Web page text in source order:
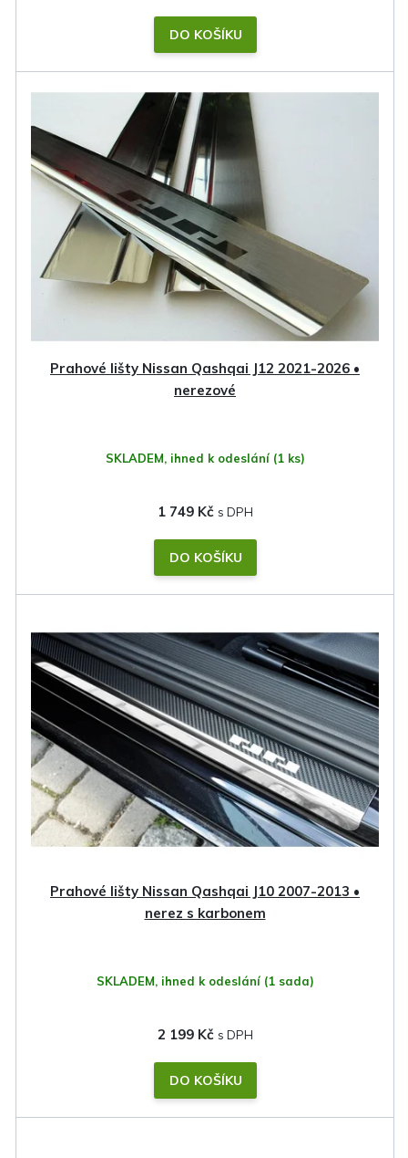
DO KOŠÍKU
Prahové lišty Nissan Qashqai J12 2021-2026 •
nerezové
SKLADEM, ihned k odeslání (1 ks)
1 749 Kč
DO KOŠÍKU
Prahové lišty Nissan Qashqai J10 2007-2013 •
nerez s karbonem
SKLADEM, ihned k odeslání (1 sada)
2 199 Kč
DO KOŠÍKU